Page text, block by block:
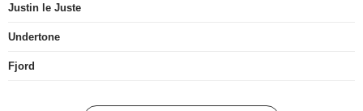
Justin le Juste
Undertone
Fjord